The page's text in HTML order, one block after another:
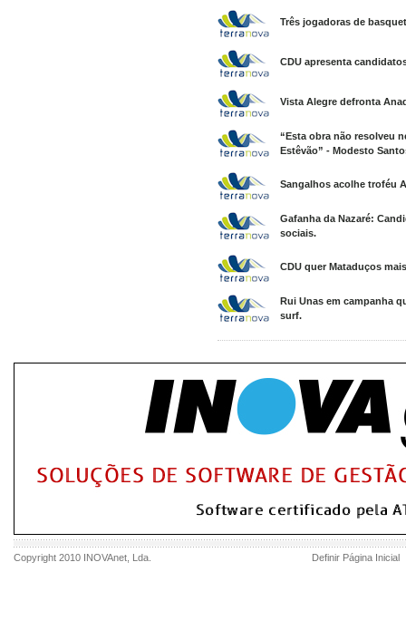
Três jogadoras de
CDU apresenta
Vista Alegre defronta
“Esta obra não resolveu
Estêvão” - Modesto
Sangalhos acolhe troféu
Gafanha da Nazaré:
sociais.
CDU quer Mataduços
Rui Unas em campanha
surf.
Copyright 2010 INOVAnet , Lda. Definir Página Inicial